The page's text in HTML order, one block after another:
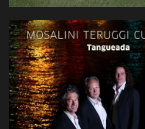
Mosalini Teruggi
« TANGUEADA »